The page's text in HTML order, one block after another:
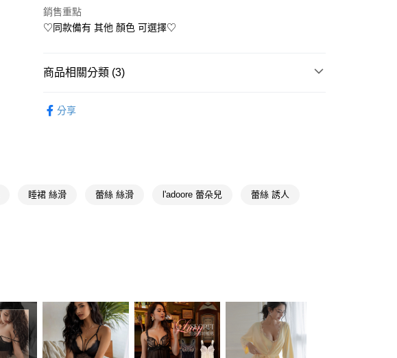
【關於「AFTEE先享後付」】
AFTEE先享後付是「在收到商品之後才付款」的支付方式。 讓您購物簡單
便利好安心！
３．安心：先確認商品／服務後，再付款。
１．於結帳方式選擇「AFTEE先享後付」後，將跳轉至「AFTEE先享後
付」結帳頁面，進行簡訊認證並確認金額後，即可完成結帳。
先享後付繳納相關費用。
２．關於個人資料處理事宜，請瀏覽以下網址：
https://aftee.tw/terms/#terms3
３．未成年的使用者請事先徵得法定代理人或監護人之同意方可使用
「AFTEE先享後付」，若未經同意申辦者引起之損失，本公司不負相關責
任。
運送方式
每筆NT$100，滿NT$590(含以上)免運費
銷售重點
♡同款備有 其他 顏色 可選擇♡
商品相關分類 (3)
分享
睡裙 絲滑 蕾絲 絲滑 l'adoore 蕾朵兒 蕾絲 誘人